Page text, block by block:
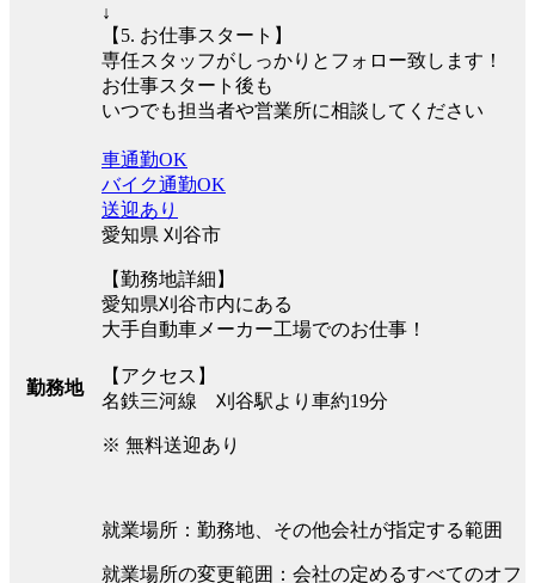
↓
【5. お仕事スタート】
専任スタッフがしっかりとフォロー致します！
お仕事スタート後も
いつでも担当者や営業所に相談してください
勤務地
車通勤OK
バイク通勤OK
送迎あり
愛知県 刈谷市
【勤務地詳細】
愛知県刈谷市内にある
大手自動車メーカー工場でのお仕事！
【アクセス】
名鉄三河線 刈谷駅より車約19分
※ 無料送迎あり
就業場所：勤務地、その他会社が指定する範囲
就業場所の変更範囲：会社の定めるすべてのオフ